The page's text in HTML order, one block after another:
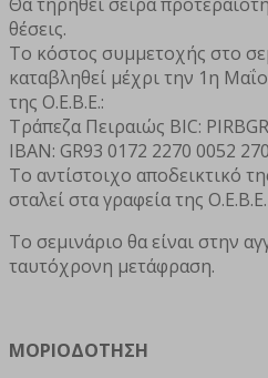
θέσεις.
Το κόστος συμμετοχής στο
καταβληθεί μέχρι την 1η
της Ο.Ε.Β.Ε.:
Τράπεζα Πειραιώς BIC:
IBAN: GR93 0172 2270 0052
Το αντίστοιχο αποδεικτικό
σταλεί στα γραφεία της
Το σεμινάριο θα είναι στην
ταυτόχρονη μετάφραση.
ΜΟΡΙΟΔΟΤΗΣΗ